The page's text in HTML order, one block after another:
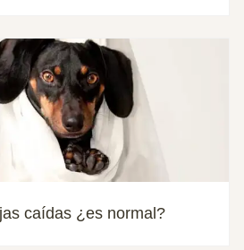
caídas ¿es normal?